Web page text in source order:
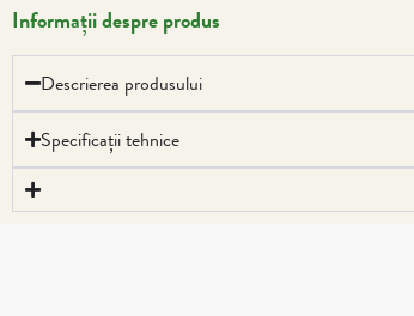
Informații despre produs
Descrierea produsului
Specificații tehnice